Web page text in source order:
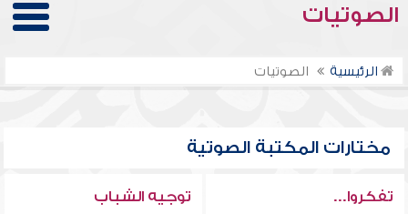
الصوتيات
الرئيسية الصوتيات
مختارات المكتبة الصوتية
تفكروا... توجيه الشباب